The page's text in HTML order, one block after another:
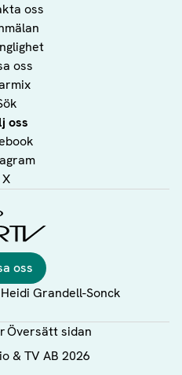
oss
oss
oss
X
oss
Heidi Grandell-Sonck
Översätt sidan
& TV AB 2026